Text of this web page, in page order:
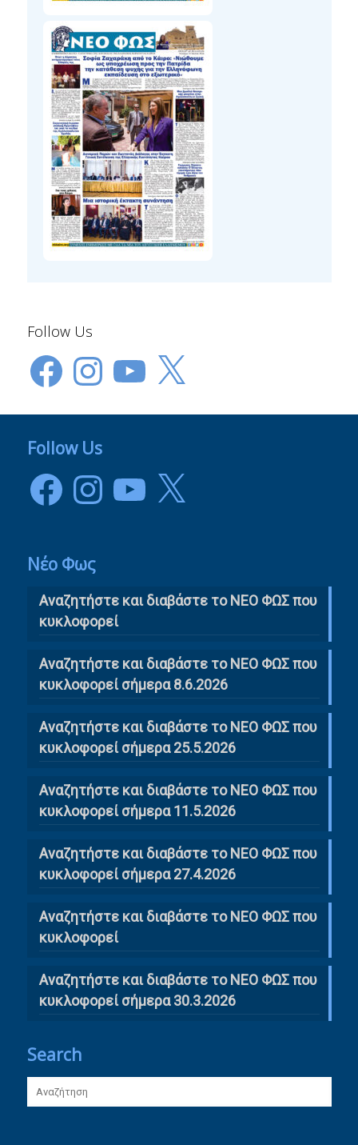
Follow Us
FacebookInstagramYouTube
X
Follow Us
FacebookInstagramYouTube
X
Νέο Φως
Αναζητήστε και διαβάστε το NΕΟ ΦΩΣ που
κυκλοφορεί
Αναζητήστε και διαβάστε το ΝΕΟ ΦΩΣ που
κυκλοφορεί σήμερα 8.6.2026
Αναζητήστε και διαβάστε το ΝΕΟ ΦΩΣ που
κυκλοφορεί σήμερα 25.5.2026
Αναζητήστε και διαβάστε το ΝΕΟ ΦΩΣ που
κυκλοφορεί σήμερα 11.5.2026
Αναζητήστε και διαβάστε το ΝΕΟ ΦΩΣ που
κυκλοφορεί σήμερα 27.4.2026
Αναζητήστε και διαβάστε το ΝΕΟ ΦΩΣ που
κυκλοφορεί
Αναζητήστε και διαβάστε το ΝΕΟ ΦΩΣ που
κυκλοφορεί σήμερα 30.3.2026
Search